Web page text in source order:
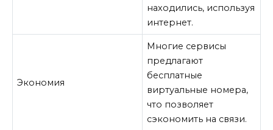
находились, используя
интернет.
Экономия
Многие сервисы
предлагают
бесплатные
виртуальные номера,
что позволяет
сэкономить на связи.